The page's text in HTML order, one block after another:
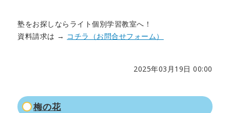
塾をお探しならライト個別学習教室へ！
資料請求は → コチラ（お問合せフォーム）
2025年03月19日 00:00
梅の花